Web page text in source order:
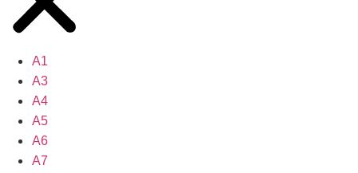
A1
A3
A4
A5
A6
A7